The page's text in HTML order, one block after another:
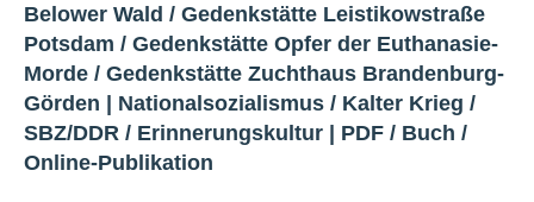
Belower Wald / Gedenkstätte Leistikowstraße
Potsdam / Gedenkstätte Opfer der Euthanasie-
Morde / Gedenkstätte Zuchthaus Brandenburg-
Görden | Nationalsozialismus / Kalter Krieg /
SBZ/DDR / Erinnerungskultur | PDF / Buch /
Online-Publikation